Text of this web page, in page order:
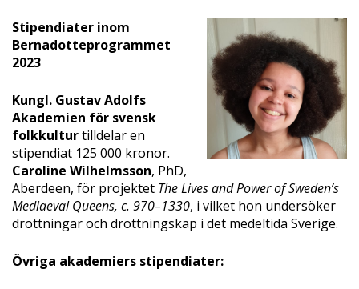
Stipendiater inom
Bernadotteprogrammet
2023
Kungl. Gustav Adolfs
Akademien för svensk
folkkulturtilldelar en
stipendiat 125 000 kronor.
Caroline Wilhelmsson, PhD,
Aberdeen, för projektet The Lives and Power of Sweden’s
Mediaeval Queens, c. 970–1330, i vilket hon undersöker
drottningar och drottningskap i det medeltida Sverige.
Övriga akademiers stipendiater: